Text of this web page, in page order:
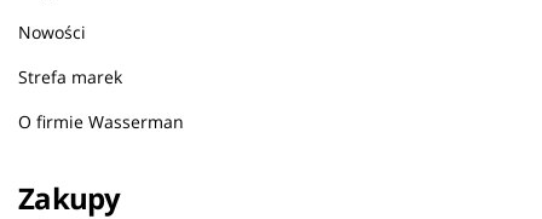
Nowości
Strefa marek
O firmie Wasserman
Zakupy